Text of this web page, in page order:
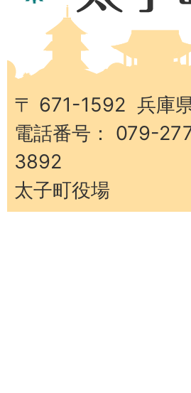
子
町
〒 671-1592 兵庫
電話番号： 079-
3892
太子町役場